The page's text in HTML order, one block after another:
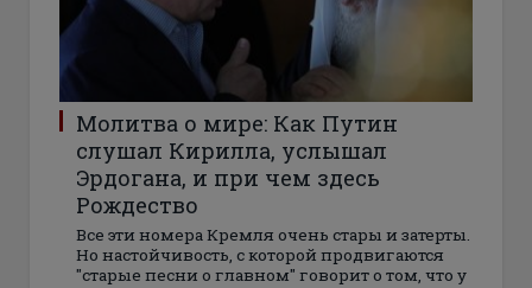
Молитва о мире: Как Путин
слушал Кирилла, услышал
Эрдогана, и при чем здесь
Рождество
Все эти номера Кремля очень стары и затерты.
Но настойчивость, с которой продвигаются
"старые песни о главном" говорит о том, что у